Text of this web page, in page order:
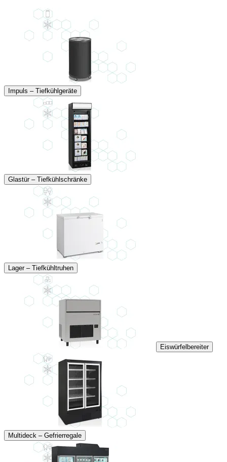
Impuls – Tiefkühlgeräte
Glastür – Tiefkühlschränke
Lager – Tiefkühltruhen
Eiswürfelbereiter
Multideck – Gefrierregale